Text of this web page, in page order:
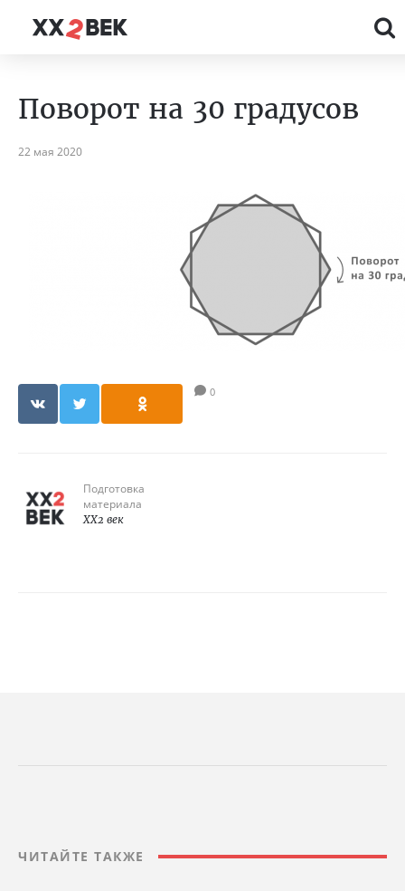
Поворот на 30 градусов
22 мая 2020
0
Подготовка
материала
XX2 век
ЧИТАЙТЕ ТАКЖЕ